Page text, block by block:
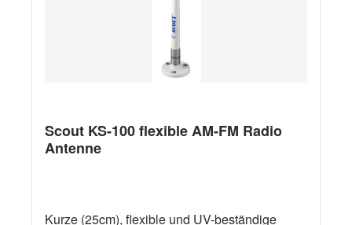
Scout KS-100 flexible AM-FM Radio
Antenne
Kurze (25cm), flexible und UV-beständige